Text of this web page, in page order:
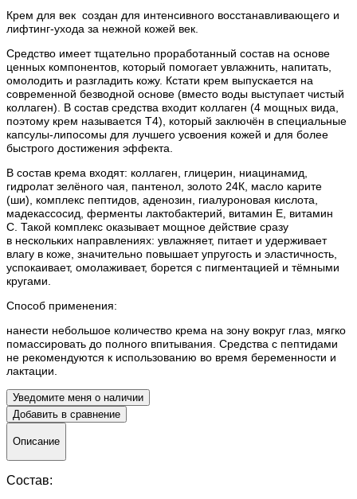
Крем для век создан для интенсивного восстанавливающего и
лифтинг-ухода за нежной кожей век.
Средство имеет тщательно проработанный состав на основе
ценных компонентов, который помогает увлажнить, напитать,
омолодить и разгладить кожу. Кстати крем выпускается на
современной безводной основе (вместо воды выступает чистый
коллаген). В состав средства входит коллаген (4 мощных вида,
поэтому крем называется Т4), который заключён в специальные
капсулы-липосомы для лучшего усвоения кожей и для более
быстрого достижения эффекта.
В состав крема входят: коллаген, глицерин, ниацинамид,
гидролат зелёного чая, пантенол, золото 24К, масло карите
(ши), комплекс пептидов, аденозин, гиалуроновая кислота,
мадекассосид, ферменты лактобактерий, витамин Е, витамин
С. Такой комплекс оказывает мощное действие сразу
в нескольких направлениях: увлажняет, питает и удерживает
влагу в коже, значительно повышает упругость и эластичность,
успокаивает, омолаживает, борется с пигментацией и тёмными
кругами.
Способ применения:
нанести небольшое количество крема на зону вокруг глаз, мягко
помассировать до полного впитывания. Средства с пептидами
не рекомендуются к использованию во время беременности и
лактации.
Уведомите меня о наличии
Добавить в сравнение
Описание
Состав: